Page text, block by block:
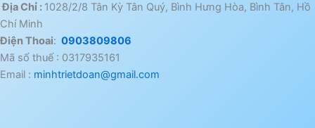
Địa Chỉ : 1028/2/8 Tân Kỳ Tân Quý, Bình Hưng Hòa, Bình Tân, Hồ
Chí Minh
Điện Thoai: 0903809806
Mã số thuế : 0317935161
Email : minhtrietdoan@gmail.com